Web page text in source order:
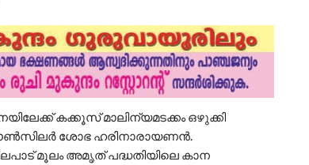
കക്കൂസ് മാലിന്യമടക്കം ഒഴുക്കി
ശോഭ ഹരിനാരായണൻ.
മൂലം അമൃത് പദ്ധതിയിലെ കാന